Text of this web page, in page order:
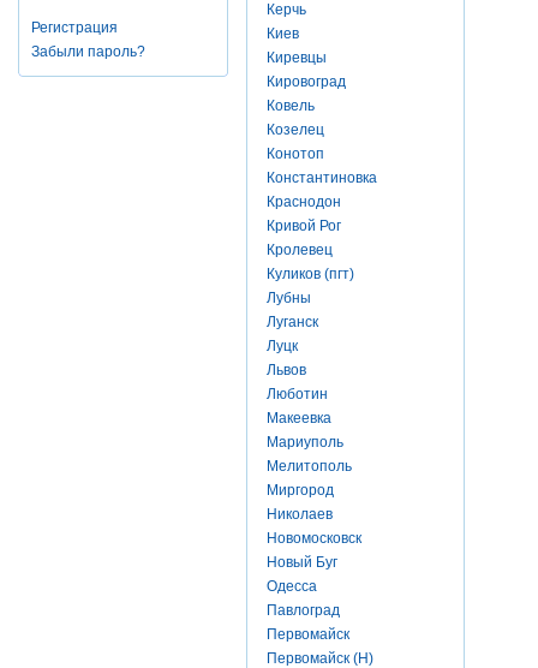
Регистрация
Забыли пароль?
Керчь
Киев
Киревцы
Кировоград
Ковель
Козелец
Конотоп
Константиновка
Краснодон
Кривой Рог
Кролевец
Куликов (пгт)
Лубны
Луганск
Луцк
Львов
Люботин
Макеевка
Мариуполь
Мелитополь
Миргород
Николаев
Новомосковск
Новый Буг
Одесса
Павлоград
Первомайск
Первомайск (Н)